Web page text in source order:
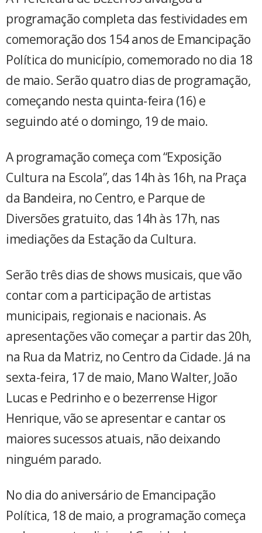
programação completa das festividades em
comemoração dos 154 anos de Emancipação
Política do município, comemorado no dia 18
de maio. Serão quatro dias de programação,
começando nesta quinta-feira (16) e
seguindo até o domingo, 19 de maio.
A programação começa com “Exposição
Cultura na Escola”, das 14h às 16h, na Praça
da Bandeira, no Centro, e Parque de
Diversões gratuito, das 14h às 17h, nas
imediações da Estação da Cultura.
Serão três dias de shows musicais, que vão
contar com a participação de artistas
municipais, regionais e nacionais. As
apresentações vão começar a partir das 20h,
na Rua da Matriz, no Centro da Cidade. Já na
sexta-feira, 17 de maio, Mano Walter, João
Lucas e Pedrinho e o bezerrense Higor
Henrique, vão se apresentar e cantar os
maiores sucessos atuais, não deixando
ninguém parado.
No dia do aniversário de Emancipação
Política, 18 de maio, a programação começa